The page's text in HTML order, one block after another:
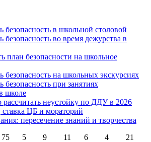
безопасность в школьной столовой
безопасность во время дежурства в
план безопасности на школьное
безопасность на школьных экскурсиях
безопасность при занятиях
школе
рассчитать неустойку по ДДУ в 2026
ставка ЦБ и мораторий
пересечение знаний и творчества
75 5 9 11 6 4 21